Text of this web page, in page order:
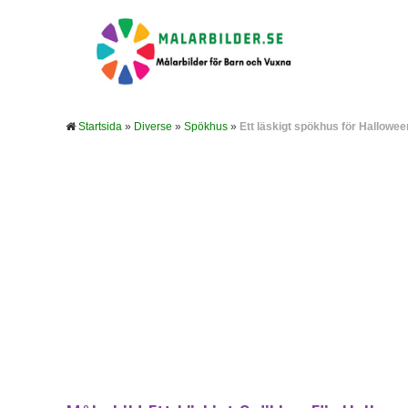
Startsida » Diverse » Spökhus » Ett läskigt spökhus för